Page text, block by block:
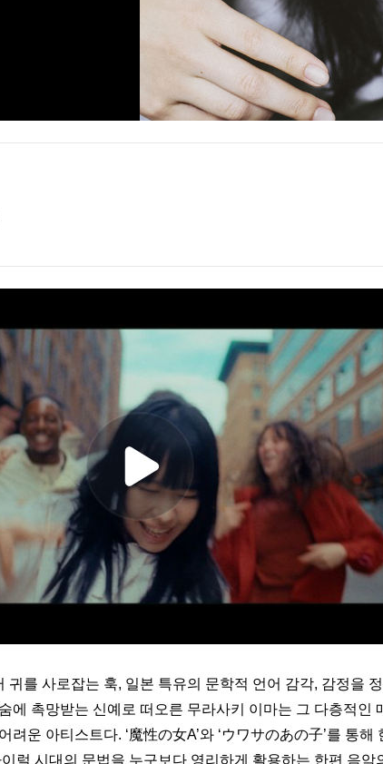
귀를 사로잡는 훅, 일본 특유의 문학적 언어 감각, 감정을
에 촉망받는 신예로 떠오른 무라사키 이마는 그 다층적인
려운 아티스트다. ‘魔性の女A’와 ‘ウワサのあの子’를 통해
럴 시대의 문법을 누구보다 영리하게 활용하는 한편 음악